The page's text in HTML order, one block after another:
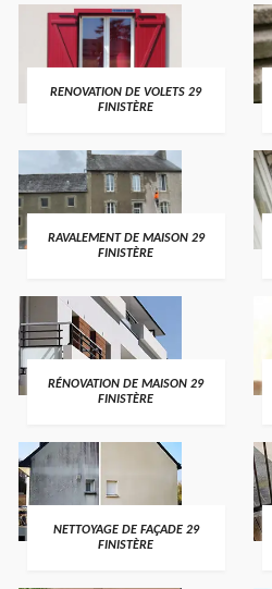
RENOVATION DE VOLETS 29
FINISTÈRE
RAVALEMENT DE MAISON 29
FINISTÈRE
RÉNOVATION DE MAISON 29
FINISTÈRE
NETTOYAGE DE FAÇADE 29
FINISTÈRE